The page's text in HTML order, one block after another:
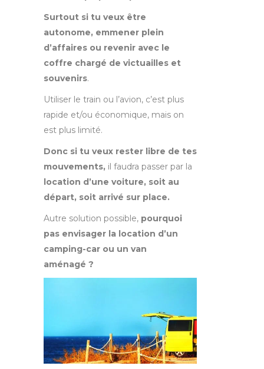
Surtout si tu veux être
autonome, emmener plein
d’affaires ou revenir avec le
coffre chargé de victuailles et
souvenirs.
Utiliser le train ou l’avion, c’est plus
rapide et/ou économique, mais on
est plus limité.
Donc si tu veux rester libre de tes
mouvements, il faudra passer par la
location d’une voiture, soit au
départ, soit arrivé sur place.
Autre solution possible, pourquoi
pas envisager la location d’un
camping-car ou un van
aménagé ?